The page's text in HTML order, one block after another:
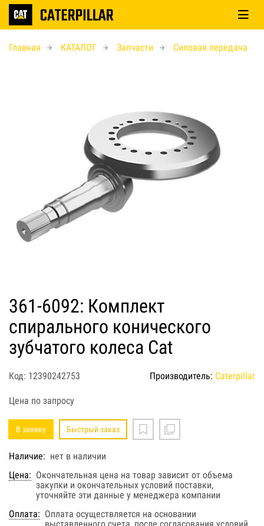
Главная КАТАЛОГ Запчасти Силовая передача
361-6092: Комплект
спирального конического
зубчатого колеса Cat
Код: 12390242753 Производитель: Caterpillar
Цена по запросу
В заявку Быстрый заказ
Наличие: нет в наличии
Цена: Окончательная цена на товар зависит от объема
закупки и окончательных условий поставки,
уточняйте эти данные у менеджера компании
Оплата: Оплата осуществляется на основании